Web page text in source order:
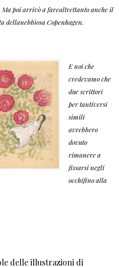
poi arrivò a farealtrettanto anche il
Copenhagen.
E noi che
credevamo che
due scrittori
per tantiversi
simili
avrebbero
dovuto
rimanere a
fissarsi negli
occhifino alla
delle illustrazioni di